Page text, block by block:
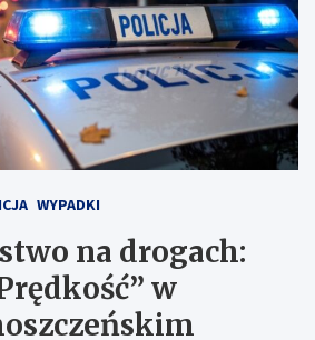
WYPADKI
na drogach:
w